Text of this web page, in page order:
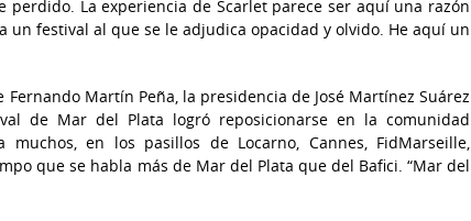
La experiencia de Scarlet parece ser aquí una razón
festival al que se le adjudica opacidad y olvido. He aquí un
Martín Peña, la presidencia de José Martínez Suárez
de Mar del Plata logró reposicionarse en la comunidad
en los pasillos de Locarno, Cannes, FidMarseille,
que se habla más de Mar del Plata que del Bafici. “Mar del